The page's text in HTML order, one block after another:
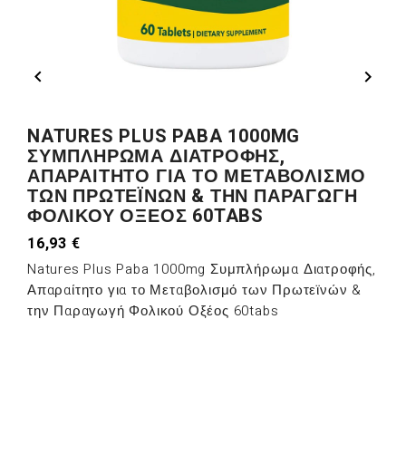
 
NATURES PLUS PABA 1000MG
ΣΥΜΠΛΉΡΩΜΑ ΔΙΑΤΡΟΦΉΣ,
ΑΠΑΡΑΊΤΗΤΟ ΓΙΑ ΤΟ ΜΕΤΑΒΟΛΙΣΜΌ
ΤΩΝ ΠΡΩΤΕΪΝΏΝ & ΤΗΝ ΠΑΡΑΓΩΓΉ
ΦΟΛΙΚΟΎ ΟΞΈΟΣ 60TABS
16,93 €
Natures Plus Paba 1000mg Συμπλήρωμα Διατροφής,
Απαραίτητο για το Μεταβολισμό των Πρωτεϊνών &
την Παραγωγή Φολικού Οξέος 60tabs